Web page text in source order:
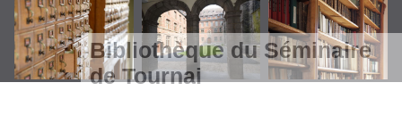
Bibliothèque du Séminaire
de Tournai